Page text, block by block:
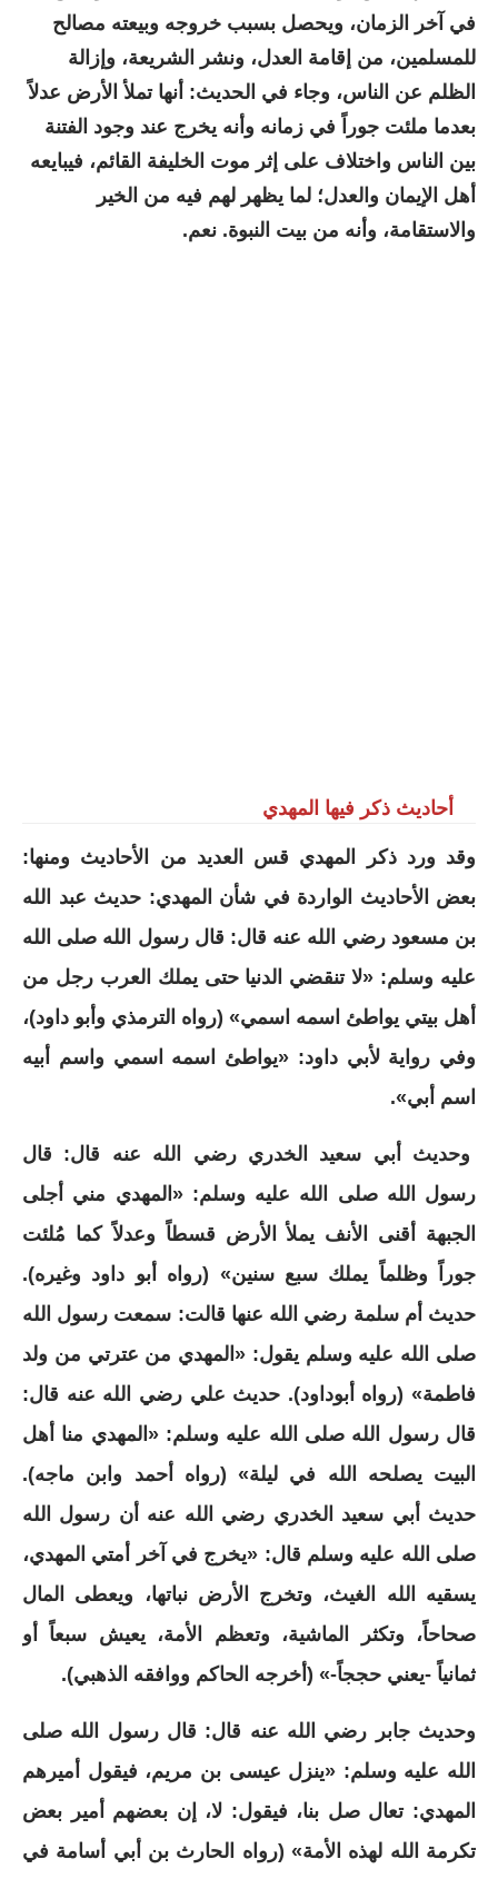
في آخر الزمان، ويحصل بسبب خروجه وبيعته مصالح
للمسلمين، من إقامة العدل، ونشر الشريعة، وإزالة
الظلم عن الناس، وجاء في الحديث: أنها تملأ الأرض عدلاً
بعدما ملئت جوراً في زمانه وأنه يخرج عند وجود الفتنة
بين الناس واختلاف على إثر موت الخليفة القائم، فيبايعه
أهل الإيمان والعدل؛ لما يظهر لهم فيه من الخير
والاستقامة، وأنه من بيت النبوة. نعم.
أحاديث ذكر فيها المهدي
وقد ورد ذكر المهدي قس العديد من الأحاديث ومنها:
بعض الأحاديث الواردة في شأن المهدي: حديث عبد الله
بن مسعود رضي الله عنه قال: قال رسول الله صلى الله
عليه وسلم: «لا تنقضي الدنيا حتى يملك العرب رجل من
أهل بيتي يواطئ اسمه اسمي» (رواه الترمذي وأبو داود)،
وفي رواية لأبي داود: «يواطئ اسمه اسمي واسم أبيه
اسم أبي».
وحديث أبي سعيد الخدري رضي الله عنه قال: قال
رسول الله صلى الله عليه وسلم: «المهدي مني أجلى
الجبهة أقنى الأنف يملأ الأرض قسطاً وعدلاً كما مُلئت
جوراً وظلماً يملك سبع سنين» (رواه أبو داود وغيره).
حديث أم سلمة رضي الله عنها قالت: سمعت رسول الله
صلى الله عليه وسلم يقول: «المهدي من عترتي من ولد
فاطمة» (رواه أبوداود). حديث علي رضي الله عنه قال:
قال رسول الله صلى الله عليه وسلم: «المهدي منا أهل
البيت يصلحه الله في ليلة» (رواه أحمد وابن ماجه).
حديث أبي سعيد الخدري رضي الله عنه أن رسول الله
صلى الله عليه وسلم قال: «يخرج في آخر أمتي المهدي،
يسقيه الله الغيث، وتخرج الأرض نباتها، ويعطى المال
صحاحاً، وتكثر الماشية، وتعظم الأمة، يعيش سبعاً أو
ثمانياً -يعني حججاً-» (أخرجه الحاكم ووافقه الذهبي).
وحديث جابر رضي الله عنه قال: قال رسول الله صلى
الله عليه وسلم: «ينزل عيسى بن مريم، فيقول أميرهم
المهدي: تعال صل بنا، فيقول: لا، إن بعضهم أمير بعض
تكرمة الله لهذه الأمة» (رواه الحارث بن أبي أسامة في